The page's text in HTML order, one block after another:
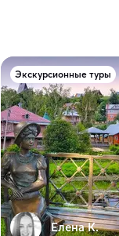
Экскурсионные туры
Елена К.